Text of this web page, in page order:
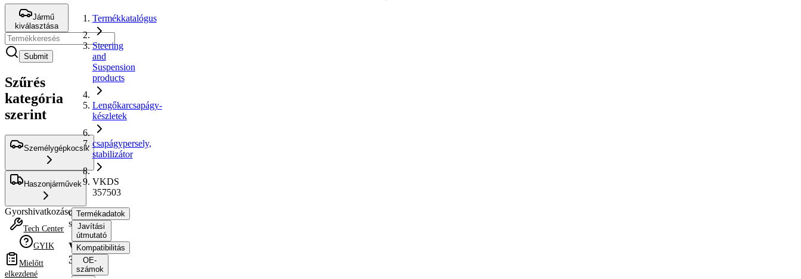
Jármű
kiválasztása
Submit
Szűrés
kategória
szerint
Személygépkocsik
Haszonjárművek
Gyorshivatkozások
Tech Center
GYIK
Mielőtt
elkezdené
Termékkatalógus
Steering
and
Suspension
products
Lengőkarcsapágy-
készletek
csapágypersely,
stabilizátor
VKDS
357503
csapágypersely,
stabilizátor
VKDS
357503
Termékadatok
Javítási
útmutató
Kompatibilitás
OE-
számok